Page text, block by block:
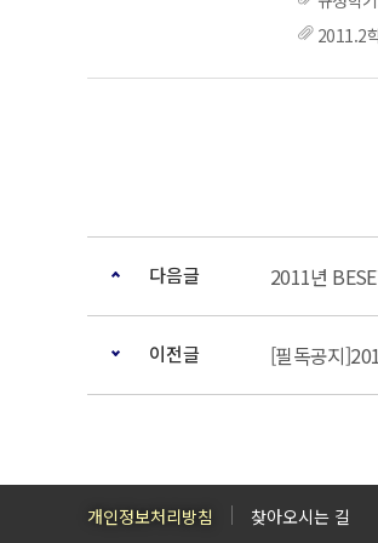
2011.2
다음글 2011년
이전글 [필독공지
개인정보처리방침 찾아오시는 길